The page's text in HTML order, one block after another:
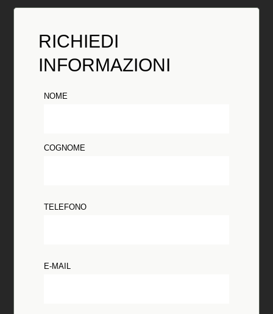
RICHIEDI
INFORMAZIONI
NOME
COGNOME
TELEFONO
E-MAIL